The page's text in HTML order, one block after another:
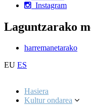
Instagram
Laguntzarako
harremanetarako
EU ES
Hasiera
Kultur ondarea